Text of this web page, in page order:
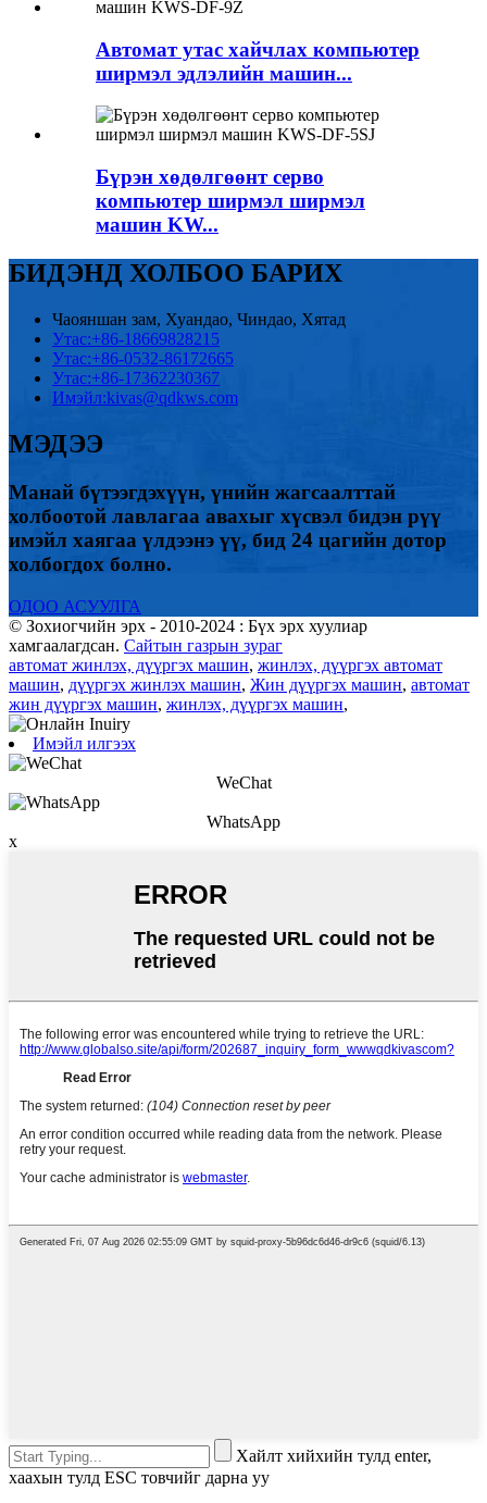
Автомат утас хайчлах компьютер
ширмэл эдлэлийн машин...
Бүрэн хөдөлгөөнт серво
компьютер ширмэл ширмэл
машин KW...
БИДЭНД ХОЛБОО БАРИХ
Чаояншан зам, Хуандао, Чиндао, Хятад
Утас:+86-18669828215
Утас:+86-0532-86172665
Утас:+86-17362230367
Имэйл:kivas@qdkws.com
МЭДЭЭ
Манай бүтээгдэхүүн, үнийн жагсаалттай
холбоотой лавлагаа авахыг хүсвэл бидэн рүү
имэйл хаягаа үлдээнэ үү, бид 24 цагийн дотор
холбогдох болно.
ОДОО АСУУЛГА
© Зохиогчийн эрх - 2010-2024 : Бүх эрх хуулиар
хамгаалагдсан. Сайтын газрын зураг
автомат жинлэх, дүүргэх машин, жинлэх, дүүргэх автомат
машин, дүүргэх жинлэх машин, Жин дүүргэх машин, автомат
жин дүүргэх машин, жинлэх, дүүргэх машин,
Имэйл илгээх
WeChat
WhatsApp
x
Хайлт хийхийн тулд enter,
хаахын тулд ESC товчийг дарна уу